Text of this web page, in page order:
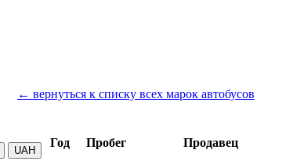
← вернуться к списку всех марок автобусов
Год Пробег Продавец